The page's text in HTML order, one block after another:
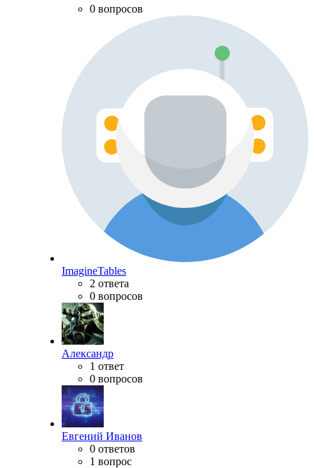
0 вопросов
ImagineTables
2 ответа
0 вопросов
Александр
1 ответ
0 вопросов
Евгений Иванов
0 ответов
1 вопрос